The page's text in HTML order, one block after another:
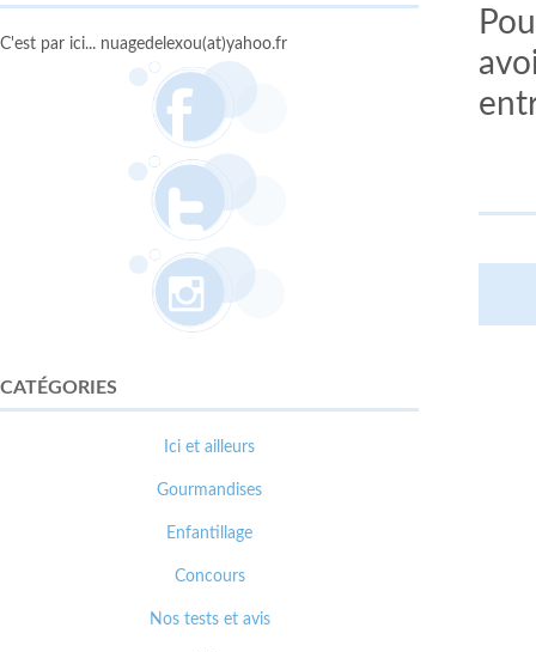
C'est par ici... nuagedelexou(at)yahoo.fr
CATÉGORIES
Ici et ailleurs
Gourmandises
Enfantillage
Concours
Nos tests et avis